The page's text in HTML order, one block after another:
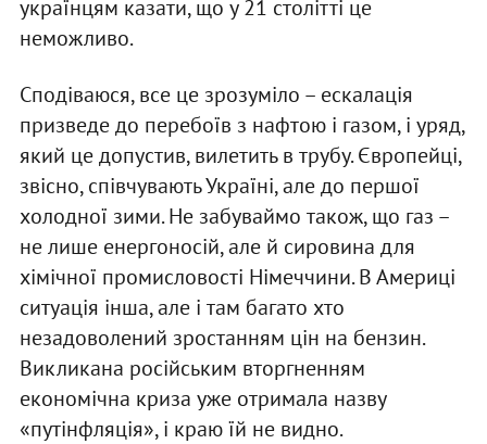
українцям казати, що у 21 столітті це
неможливо.
Сподіваюся, все це зрозуміло – ескалація
призведе до перебоїв з нафтою і газом, і уряд,
який це допустив, вилетить в трубу. Європейці,
звісно, співчувають Україні, але до першої
холодної зими. Не забуваймо також, що газ –
не лише енергоносій, але й сировина для
хімічної промисловості Німеччини. В Америці
ситуація інша, але і там багато хто
незадоволений зростанням цін на бензин.
Викликана російським вторгненням
економічна криза уже отримала назву
«путінфляція», і краю їй не видно.